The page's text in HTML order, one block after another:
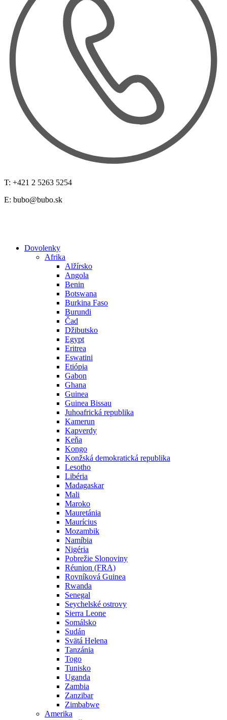
T: +421 2 5263 5254
E: bubo@bubo.sk
Dovolenky
Afrika
Alžírsko
Angola
Benin
Botswana
Burkina Faso
Burundi
Čad
Džibutsko
Egypt
Eritrea
Eswatini
Etiópia
Gabon
Ghana
Guinea
Guinea Bissau
Juhoafrická republika
Kamerun
Kapverdy
Keňa
Kongo
Konžská demokratická republika
Lesotho
Libéria
Madagaskar
Mali
Maroko
Mauretánia
Maurícius
Mozambik
Namíbia
Nigéria
Pobrežie Slonoviny
Réunion (FRA)
Rovníková Guinea
Rwanda
Senegal
Seychelské ostrovy
Sierra Leone
Somálsko
Sudán
Svätá Helena
Tanzánia
Togo
Tunisko
Uganda
Zambia
Zanzibar
Zimbabwe
Amerika